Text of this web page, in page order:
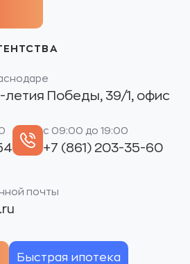
летия Победы, 39/1, офис
с 09:00 до 19:00
+7 (861) 203-35-60
почты
Быстрая ипотека